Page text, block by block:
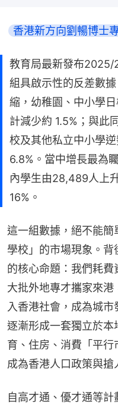
香港新方向劉暢博士
教育局最新發布2025/
組具啟示性的反差數
縮，幼稚園、中小學
計減少約 1.5%；與此
校及其他私立中小學
6.8%。當中增長最為
內學生由28,489人上
16%。
這一組數據，絕不能
學校」的市場現象。
的核心命題：我們耗費
大批外地專才攜家來
入香港社會，成為城
逐漸形成一套獨立於
育、住房、消費「平
成為香港人口政策與搶
自高才通、優才通等